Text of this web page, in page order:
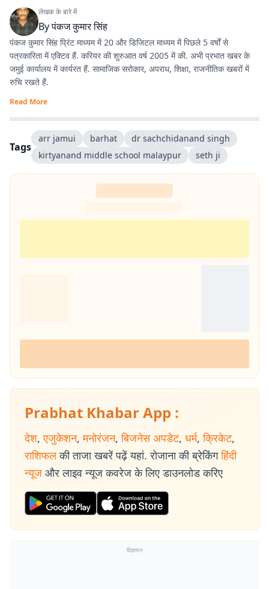
लेखक के बारे में
Byपंकज कुमार सिंह
पंकज कुमार सिंह प्रिंट माध्यम में 20 और डिजिटल माध्यम में पिछले 5 वर्षों से
पत्रकारिता में एक्टिव हैं. करियर की शुरुआत वर्ष 2005 में की. अभी प्रभात खबर के
जमुई कार्यालय में कार्यरत हैं. सामाजिक सरोकार, अपराध, शिक्षा, राजनीतिक खबरों में
रुचि रखते हैं.
Read More
Tags
arr jamui barhat
dr sachchidanand singh
kirtyanand middle school malaypur
seth ji
Prabhat Khabar App :
देश, एजुकेशन, मनोरंजन, बिजनेस अपडेट, धर्म, क्रिकेट,
राशिफल की ताजा खबरें पढ़ें यहां. रोजाना की ब्रेकिंग हिंदी
न्यूज और लाइव न्यूज कवरेज के लिए डाउनलोड करिए
विज्ञापन